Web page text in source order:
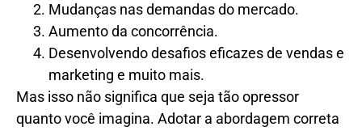
Mudanças nas demandas do mercado.
Aumento da concorrência.
Desenvolvendo desafios eficazes de vendas e
marketing e muito mais.
Mas isso não significa que seja tão opressor
quanto você imagina. Adotar a abordagem correta